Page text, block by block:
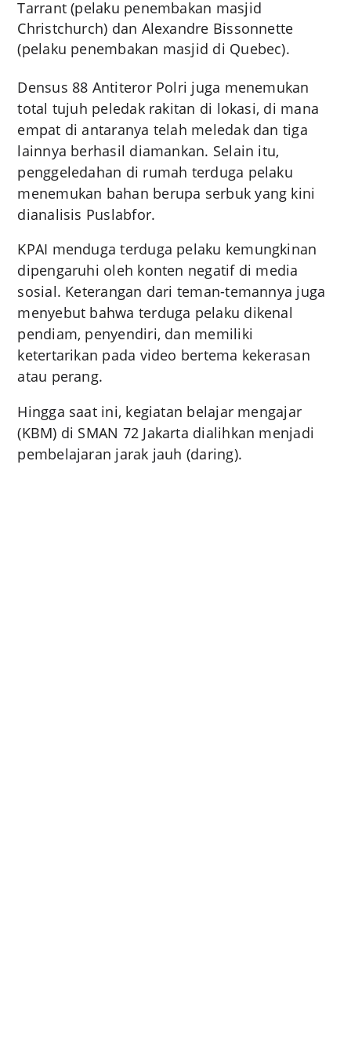
Tarrant (pelaku penembakan masjid
Christchurch) dan Alexandre Bissonnette
(pelaku penembakan masjid di Quebec).
Densus 88 Antiteror Polri juga menemukan
total tujuh peledak rakitan di lokasi, di mana
empat di antaranya telah meledak dan tiga
lainnya berhasil diamankan. Selain itu,
penggeledahan di rumah terduga pelaku
menemukan bahan berupa serbuk yang kini
dianalisis Puslabfor.
KPAI menduga terduga pelaku kemungkinan
dipengaruhi oleh konten negatif di media
sosial. Keterangan dari teman-temannya juga
menyebut bahwa terduga pelaku dikenal
pendiam, penyendiri, dan memiliki
ketertarikan pada video bertema kekerasan
atau perang.
Hingga saat ini, kegiatan belajar mengajar
(KBM) di SMAN 72 Jakarta dialihkan menjadi
pembelajaran jarak jauh (daring).